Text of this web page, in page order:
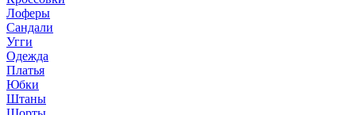
Лоферы
Сандали
Угги
Одежда
Платья
Юбки
Штаны